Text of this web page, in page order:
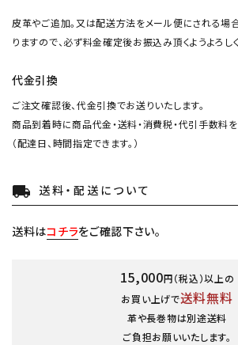
皮革やご追加。又は配送方法をメール便にされる
りますので、必ず料金確定後お振込み頂くようよろし
代金引換
ご注文確認後、代金引換でお送りいたします。
商品到着時に商品代金・送料・消費税・代引手数料を
（配達日、時間指定できます。）
local_shipping 送料・配送について
送料はコチラをご確認下さい。
15,000円（税込）以上の
お買い上げで送料無料
革や長巻物は別途送料
ご負担お願いいたします。